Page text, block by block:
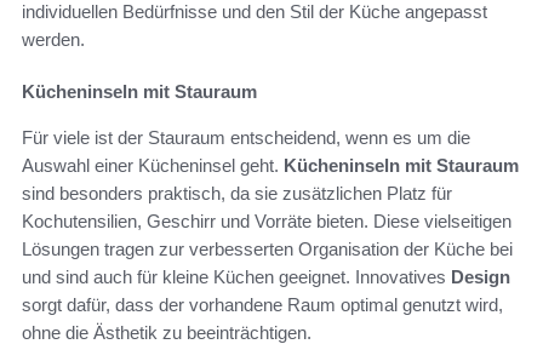
individuellen Bedürfnisse und den Stil der Küche angepasst
werden.
Kücheninseln mit Stauraum
Für viele ist der Stauraum entscheidend, wenn es um die
Auswahl einer Kücheninsel geht. Kücheninseln mit Stauraum
sind besonders praktisch, da sie zusätzlichen Platz für
Kochutensilien, Geschirr und Vorräte bieten. Diese vielseitigen
Lösungen tragen zur verbesserten Organisation der Küche bei
und sind auch für kleine Küchen geeignet. Innovatives Design
sorgt dafür, dass der vorhandene Raum optimal genutzt wird,
ohne die Ästhetik zu beeinträchtigen.